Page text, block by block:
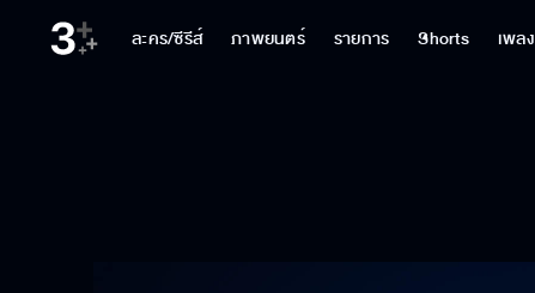
ละคร/ซีรีส์ ภาพยนตร์ รายการ Shorts เพลง